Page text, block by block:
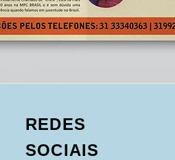
REDES
SOCIAIS